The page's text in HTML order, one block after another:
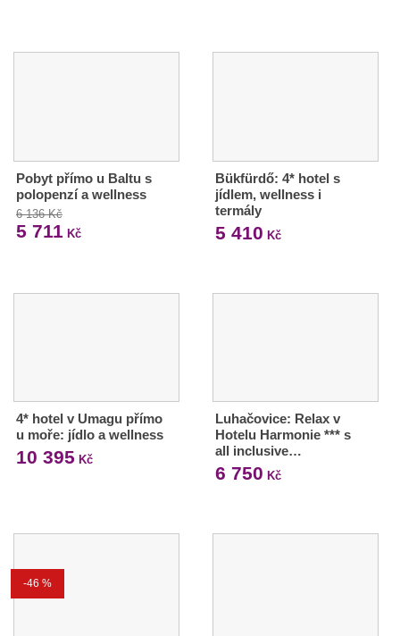
Pobyt přímo u Baltu s
polopenzí a wellness
6 136 Kč
5 711 Kč
Bükfürdő: 4* hotel s
jídlem, wellness i
termály
5 410 Kč
4* hotel v Umagu přímo
u moře: jídlo a wellness
10 395 Kč
Luhačovice: Relax v
Hotelu Harmonie *** s
all inclusive…
6 750 Kč
-46 %